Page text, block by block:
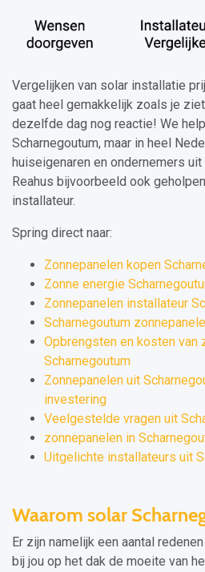
Vergelijken van solar installatie
gaat heel gemakkelijk zoals je
dezelfde dag nog reactie! We
Scharnegoutum, maar in heel
huiseigenaren en ondernemers
Reahus bijvoorbeeld ook
installateur.
Spring direct naar:
Zonnepanelen kopen
Zonne energie
Zonnepanelen installateur
Scharnegoutum
Opbrengsten en kosten van
Scharnegoutum
Zonnepanelen uit
investering
Veelgestelde vragen uit
zonnepanelen in
Uitgelichte installateurs uit
Waarom solar
Er zijn namelijk een aantal
bij jou op het dak de moeite van